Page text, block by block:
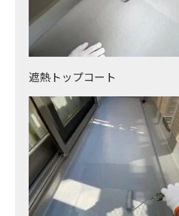
遮熱トップコート